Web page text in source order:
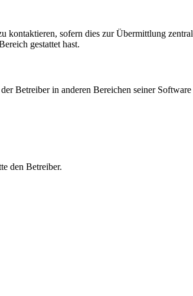
kontaktieren, sofern dies zur Übermittlung
gestattet hast.
Betreiber in anderen Bereichen seiner
den Betreiber.